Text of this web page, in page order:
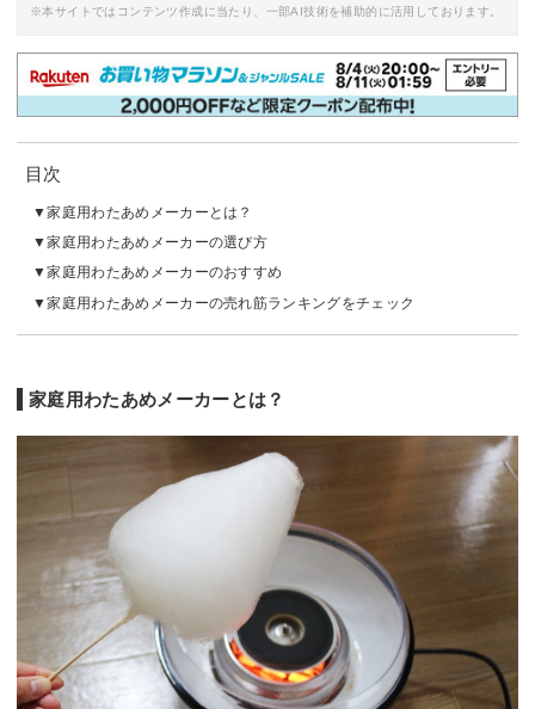
※本サイトではコンテンツ作成に当たり、一部AI技術を補助的に活用しております。
目次
家庭用わたあめメーカーとは？
家庭用わたあめメーカーの選び方
家庭用わたあめメーカーのおすすめ
家庭用わたあめメーカーの売れ筋ランキングをチェック
家庭用わたあめメーカーとは？